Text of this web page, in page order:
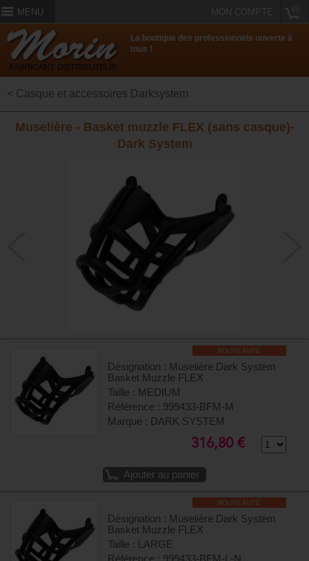
MENU MON COMPTE
La boutique des professionnels ouverte à
tous !
< Casque et accessoires Darksystem
Muselière - Basket muzzle FLEX (sans casque)-
Dark System
NOUVEAUTÉ
Désignation : Muselière Dark System
Basket Muzzle FLEX
Taille : MEDIUM
Référence : 999433-BFM-M
Marque : DARK SYSTEM
316,80 €
Ajouter au panier
NOUVEAUTÉ
Désignation : Muselière Dark System
Basket Muzzle FLEX
Taille : LARGE